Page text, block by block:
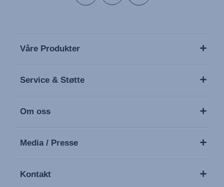
Våre Produkter
Service & Støtte
Om oss
Media / Presse
Kontakt